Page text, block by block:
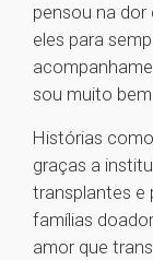
pensou na dor
eles para
sou muito
Histórias
graças a
transplantes e
famílias
amor que